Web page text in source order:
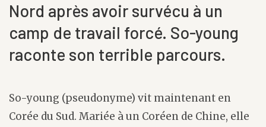
Nord après avoir survécu à un
camp de travail forcé. So-young
raconte son terrible parcours.
So-young (pseudonyme) vit maintenant en
Corée du Sud. Mariée à un Coréen de Chine, elle